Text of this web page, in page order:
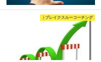
├ブレイクスルーコーチング